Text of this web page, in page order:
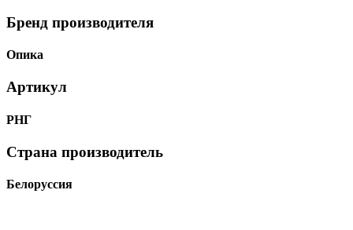
Бренд производителя
Опика
Артикул
РНГ
Страна производитель
Белоруссия